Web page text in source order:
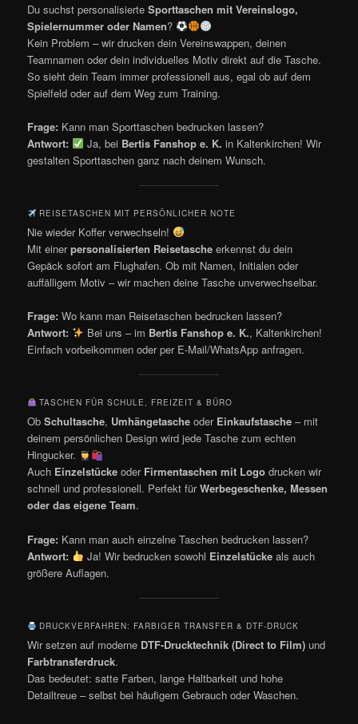
Du suchst personalisierteSporttaschen mit Vereinslogo,
Spielernummer oder Namen?
Kein Problem – wir drucken dein Vereinswappen, deinen
Teamnamen oder dein individuelles Motiv direkt auf die Tasche.
So sieht dein Team immer professionell aus, egal ob auf dem
Spielfeld oder auf dem Weg zum Training.
Frage: Kann man Sporttaschen bedrucken lassen?
Antwort:
Ja, bei Bertis Fanshop e. K. in Kaltenkirchen! Wir
gestalten Sporttaschen ganz nach deinem Wunsch.
REISETASCHEN MIT PERSÖNLICHER NOTE
Nie wieder Koffer verwechseln!
Mit einerpersonalisierten Reisetasche erkennst du dein
Gepäck sofort am Flughafen. Ob mit Namen, Initialen oder
auffälligem Motiv – wir machen deine Tasche unverwechselbar.
Frage: Wo kann man Reisetaschen bedrucken lassen?
Antwort:
Bei uns – im Bertis Fanshop e. K., Kaltenkirchen!
Einfach vorbeikommen oder per E-Mail/WhatsApp anfragen.
TASCHEN FÜR SCHULE, FREIZEIT & BÜRO
ObSchultasche, Umhängetasche oder Einkaufstasche – mit
deinem persönlichen Design wird jede Tasche zum echten
Hingucker.
Auch Einzelstücke oder Firmentaschen mit Logo drucken wir
schnell und professionell. Perfekt fürWerbegeschenke, Messen
oder das eigene Team.
Frage: Kann man auch einzelne Taschen bedrucken lassen?
Antwort:
Ja! Wir bedrucken sowohl Einzelstückeals auch
größere Auflagen.
DRUCKVERFAHREN: FARBIGER TRANSFER & DTF-DRUCK
Wir setzen auf moderne DTF-Drucktechnik (Direct to Film) und
Farbtransferdruck.
Das bedeutet: satte Farben, lange Haltbarkeit und hohe
Detailtreue – selbst bei häufigem Gebrauch oder Waschen.